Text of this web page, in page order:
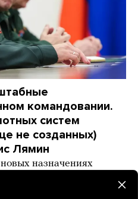
командовании.
систем
не созданных)
Лямин
назначениях